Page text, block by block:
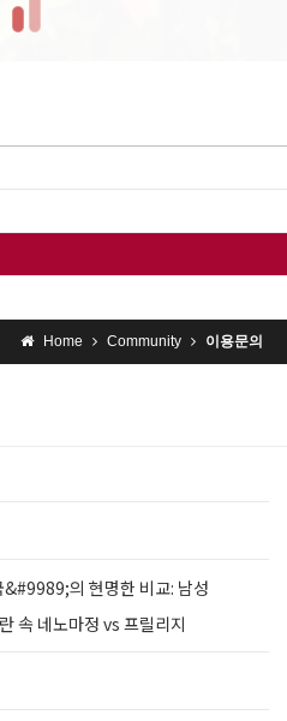
Home Community 이용문의
의 현명한 비교: 남성
속 네노마정 vs 프릴리지